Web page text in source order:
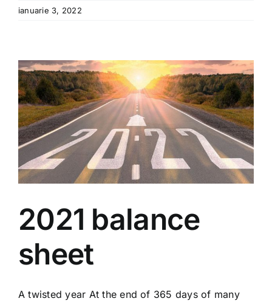
ianuarie 3, 2022
2021 balance
sheet
A twisted year At the end of 365 days of many